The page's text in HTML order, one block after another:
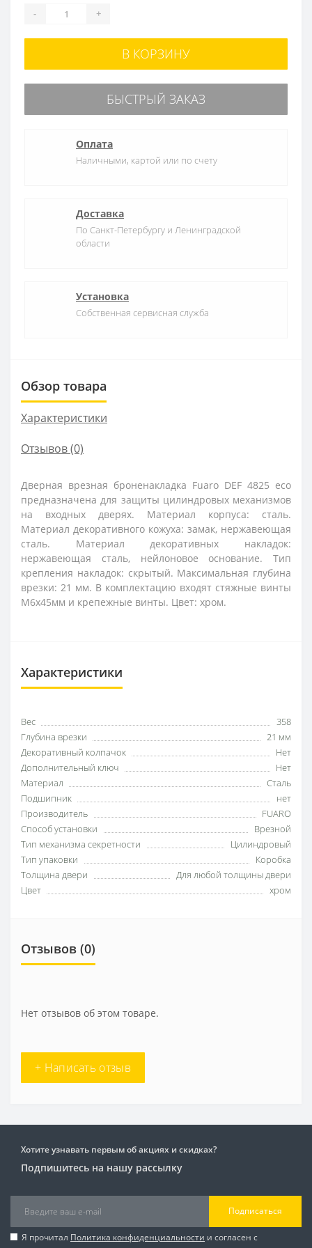
- +
В КОРЗИНУ
БЫСТРЫЙ ЗАКАЗ
Оплата
Наличными, картой или по счету
Доставка
По Санкт-Петербургу и Ленинградской
области
Установка
Собственная сервисная служба
Обзор товара
Характеристики
Отзывов (0)
Дверная врезная броненакладка Fuaro DEF 4825 eco
предназначена для защиты цилиндровых механизмов
на входных дверях. Материал корпуса: сталь.
Материал декоративного кожуха: замак, нержавеющая
сталь. Материал декоративных накладок:
нержавеющая сталь, нейлоновое основание. Тип
крепления накладок: скрытый. Максимальная глубина
врезки: 21 мм. В комплектацию входят стяжные винты
М6х45мм и крепежные винты. Цвет: хром.
Характеристики
Вес
358
Глубина врезки
21 мм
Декоративный колпачок
Нет
Дополнительный ключ
Нет
Материал
Сталь
Подшипник
нет
Производитель
FUARO
Способ установки
Врезной
Тип механизма секретности
Цилиндровый
Тип упаковки
Коробка
Толщина двери
Для любой толщины двери
Цвет
хром
Отзывов (0)
Нет отзывов об этом товаре.
+ Написать отзыв
Хотите узнавать первым об акциях и скидках?
Подпишитесь на нашу рассылку
Подписаться
Я прочитал Политика конфиденциальности и согласен с